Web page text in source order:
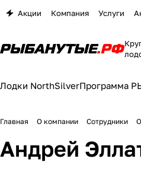
Акции Компания Услуги
Лодки NorthSilverПрограмма
Главная О компании Сотрудники
Андрей